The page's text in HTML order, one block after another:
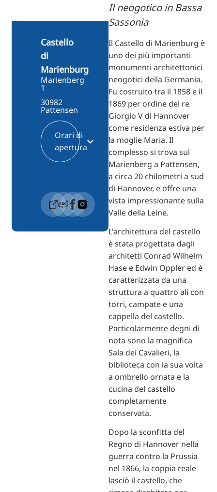
Il neogotico in Bassa
Sassonia
Il Castello di Marienburg è
uno dei più importanti
monumenti architettonici
neogotici della Germania.
Fu costruito tra il 1858 e il
1869 per ordine del re
Giorgio V di Hannover
come residenza estiva per
la moglie Maria. Il
complesso si trova sul
Marienberg a Pattensen,
a circa 20 chilometri a sud
di Hannover, e offre una
vista impressionante sulla
Valle della Leine.
L'architettura del castello
è stata progettata dagli
architetti Conrad Wilhelm
Hase e Edwin Oppler ed è
caratterizzata da una
struttura a quattro ali con
torri, campate e una
cappella del castello.
Particolarmente degni di
nota sono la magnifica
Sala dei Cavalieri, la
biblioteca con la sua volta
a ombrello ornata e la
cucina del castello
completamente
conservata.
Dopo la sconfitta del
Regno di Hannover nella
guerra contro la Prussia
nel 1866, la coppia reale
lasciò il castello, che
Castello
di
Marienburg
Marienberg
1
30982
Pattensen
Orari di
apertura